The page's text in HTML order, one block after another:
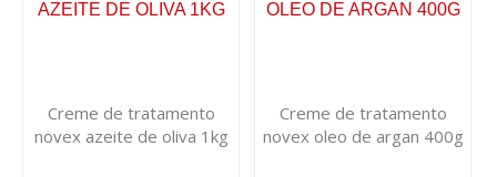
Creme de tratamento
novex azeite de oliva 1kg
Creme de tratamento
novex oleo de argan 400g